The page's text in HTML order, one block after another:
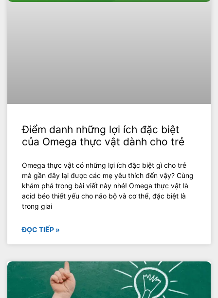
Điểm danh những lợi ích đặc biệt
của Omega thực vật dành cho trẻ
Omega thực vật có những lợi ích đặc biệt gì cho trẻ
mà gần đây lại được các mẹ yêu thích đến vậy? Cùng
khám phá trong bài viết này nhé! Omega thực vật là
acid béo thiết yếu cho não bộ và cơ thể, đặc biệt là
trong giai
ĐỌC TIẾP »